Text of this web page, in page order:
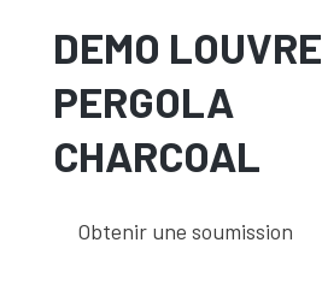
DEMO LOUVRE
PERGOLA
CHARCOAL
Obtenir une soumission